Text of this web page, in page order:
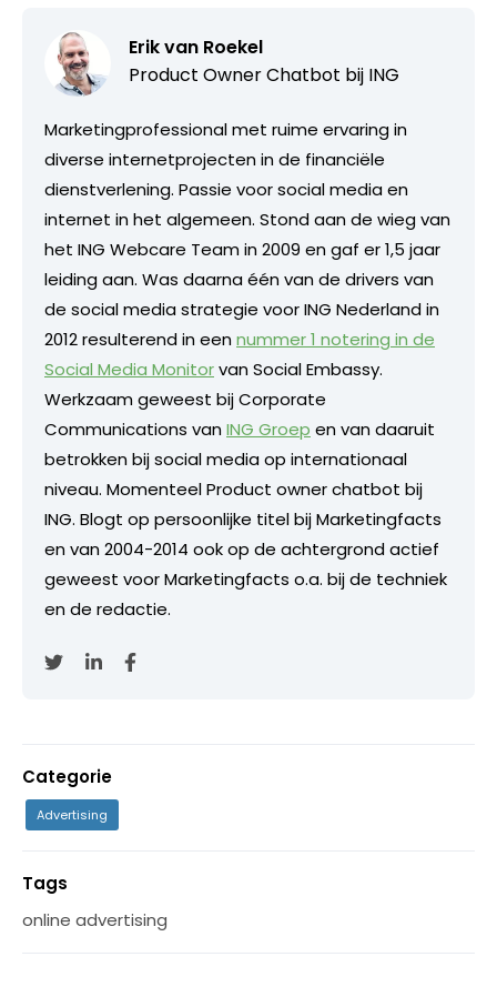
Erik van Roekel
Product Owner Chatbot bij ING
Marketingprofessional met ruime ervaring in
diverse internetprojecten in de financiële
dienstverlening. Passie voor social media en
internet in het algemeen. Stond aan de wieg van
het ING Webcare Team in 2009 en gaf er 1,5 jaar
leiding aan. Was daarna één van de drivers van
de social media strategie voor ING Nederland in
2012 resulterend in eennummer 1 notering in de
Social Media Monitorvan Social Embassy.
Werkzaam geweest bij Corporate
Communications vanING Groep en van daaruit
betrokken bij social media op internationaal
niveau. Momenteel Product owner chatbot bij
ING. Blogt op persoonlijke titel bij Marketingfacts
en van 2004-2014 ook op de achtergrond actief
geweest voor Marketingfacts o.a. bij de techniek
en de redactie.
Categorie
Advertising
Tags
online advertising